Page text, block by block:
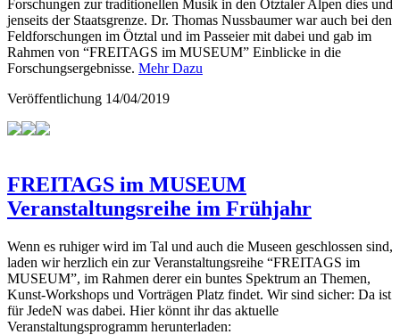
Forschungen zur traditionellen Musik in den Ötztaler Alpen dies und
jenseits der Staatsgrenze. Dr. Thomas Nussbaumer war auch bei den
Feldforschungen im Ötztal und im Passeier mit dabei und gab im
Rahmen von “FREITAGS im MUSEUM” Einblicke in die
Forschungsergebnisse. Mehr Dazu
Veröffentlichung 14/04/2019
FREITAGS im MUSEUM
Veranstaltungsreihe im Frühjahr
Wenn es ruhiger wird im Tal und auch die Museen geschlossen sind,
laden wir herzlich ein zur Veranstaltungsreihe “FREITAGS im
MUSEUM”, im Rahmen derer ein buntes Spektrum an Themen,
Kunst-Workshops und Vorträgen Platz findet. Wir sind sicher: Da ist
für JedeN was dabei. Hier könnt ihr das aktuelle
Veranstaltungsprogramm herunterladen: